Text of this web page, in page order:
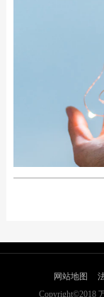
网站地图
Copyright©2018